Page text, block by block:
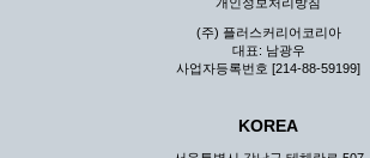
(주) 플러스커리어코리아
대표: 남광우
사업자등록번호 [214-88-59199]
KOREA